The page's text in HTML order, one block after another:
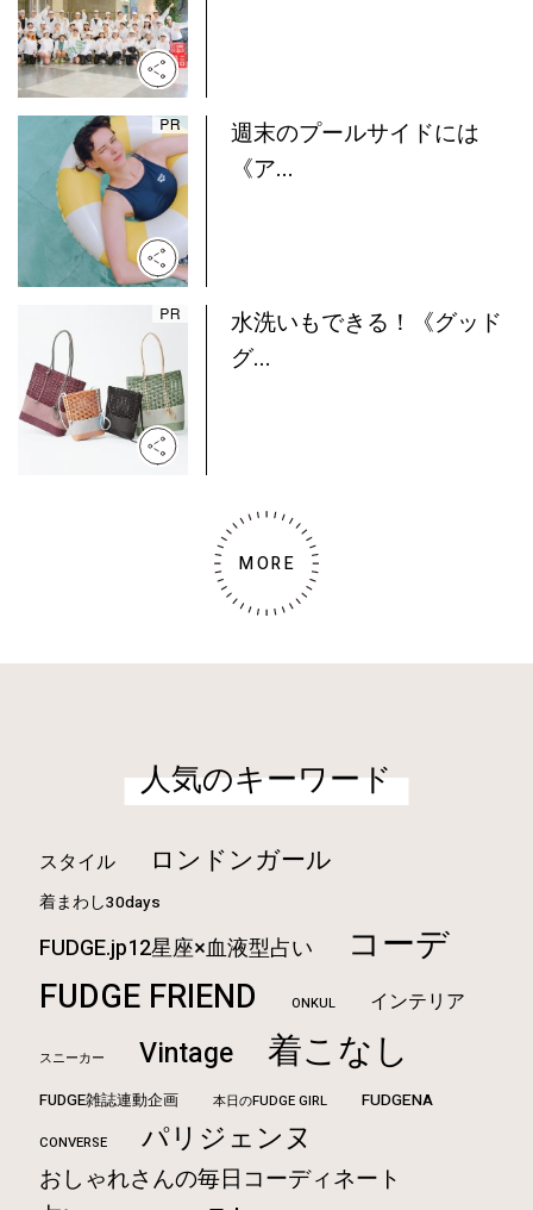
週末のプールサイドには
《ア...
水洗いもできる！《グッド
グ...
MORE
人気のキーワード
スタイル ロンドンガール
着まわし30days
FUDGE.jp12星座×血液型占い
コーデ
FUDGE FRIEND
ONKUL インテリア
スニーカー Vintage 着こなし
FUDGE雑誌連動企画 本日のFUDGE GIRL FUDGENA
CONVERSE パリジェンヌ
おしゃれさんの毎日コーディネート